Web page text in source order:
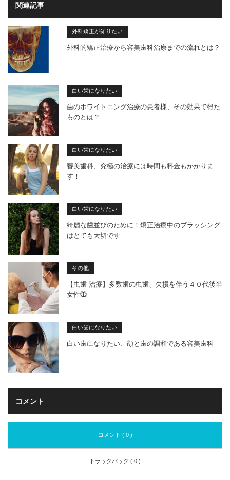
関連記事
外科矯正が知りたい
外科的矯正治療から審美歯科治療までの流れとは？
白い歯になりたい
歯のホワイトニング治療の患者様、その効果で得た
ものとは？
白い歯になりたい
審美歯科、究極の治療には時間も料金もかかりま
す！
白い歯になりたい
綺麗な歯並びのために！矯正治療中のブラッシング
はとても大切です
その他
【虫歯 治療】多数歯の虫歯、欠損を伴う４０代後半
女性⓵
白い歯になりたい
白い歯になりたい、顔と歯の調和である審美歯科
コメント
コメント ( 0 )
トラックバック ( 0 )